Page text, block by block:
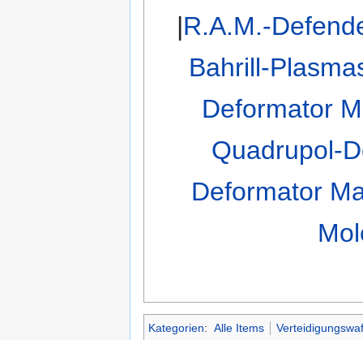
|R.A.M.-
Bahrill-
Deformator
Quadrupol-
Deformator
Kategorien: Alle Items